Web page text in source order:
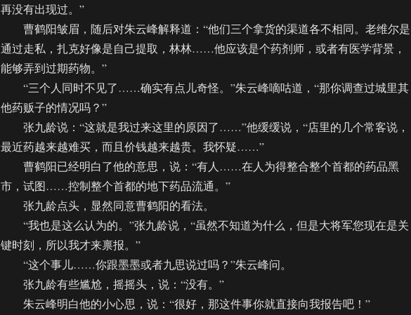
再没有出现过。”
曹鹤阳皱眉，随后对朱云峰解释道：“他们三个拿货的渠道各不相同。老维尔是
通过走私，扎克好像是自己提取，林林……他应该是个药剂师，或者有医学背景，
能够弄到过期药物。”
“三个人同时不见了……确实有点儿奇怪。”朱云峰嘀咕道，“那你调查过城里其
他药贩子的情况吗？”
张九龄说：“这就是我过来这里的原因了……”他缓缓说，“店里的几个常客说，
最近药越来越难买，而且价钱越来越贵。我怀疑……”
曹鹤阳已经明白了他的意思，说：“有人……在人为得整合整个首都的药品黑
市，试图……控制整个首都的地下药品流通。”
张九龄点头，显然同意曹鹤阳的看法。
“我也是这么认为的。”张九龄说，“虽然不知道为什么，但是大将军您现在是关
键时刻，所以我才来禀报。”
“这个事儿……你跟墨墨或者九思说过吗？”朱云峰问。
张九龄有些尴尬，摇摇头，说：“没有。”
朱云峰明白他的小心思，说：“很好，那这件事你就直接向我报告吧！”